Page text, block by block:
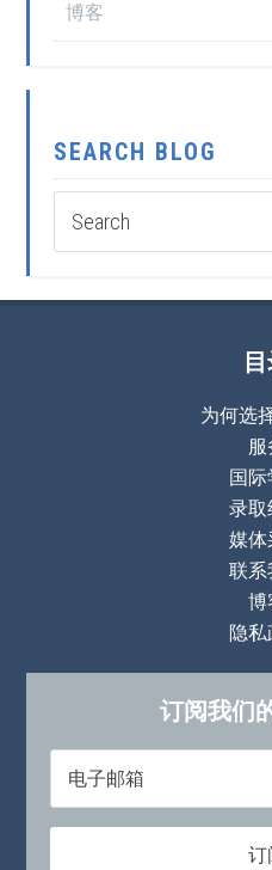
博客
SEARCH BLOG
为何选
服
国际
录取
媒体
联系
博
隐
订阅我们